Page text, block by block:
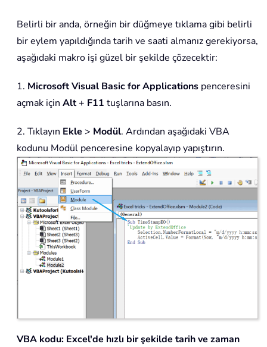
Belirli bir anda, örneğin bir düğmeye tıklama gibi belirli
bir eylem yapıldığında tarih ve saati almanız gerekiyorsa,
aşağıdaki makro işi güzel bir şekilde çözecektir:
1. Microsoft Visual Basic for Applications penceresini
açmak için Alt+ F11 tuşlarına basın.
2. Tıklayın Ekle > Modül. Ardından aşağıdaki VBA
kodunu Modül penceresine kopyalayıp yapıştırın.
VBA kodu: Excel'de hızlı bir şekilde tarih ve zaman